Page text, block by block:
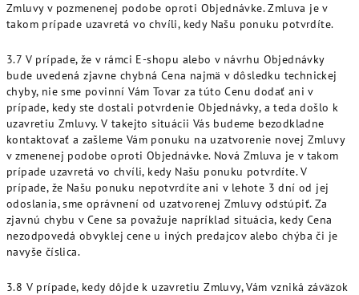
Zmluvy v pozmenenej podobe oproti Objednávke. Zmluva je v
takom prípade uzavretá vo chvíli, kedy Našu ponuku potvrdíte.
3.7 V prípade, že v rámci E-shopu alebo v návrhu Objednávky
bude uvedená zjavne chybná Cena najmä v dôsledku technickej
chyby, nie sme povinní Vám Tovar za túto Cenu dodať ani v
prípade, kedy ste dostali potvrdenie Objednávky, a teda došlo k
uzavretiu Zmluvy. V takejto situácii Vás budeme bezodkladne
kontaktovať a zašleme Vám ponuku na uzatvorenie novej Zmluvy
v zmenenej podobe oproti Objednávke. Nová Zmluva je v takom
prípade uzavretá vo chvíli, kedy Našu ponuku potvrdíte. V
prípade, že Našu ponuku nepotvrdíte ani v lehote 3 dní od jej
odoslania, sme oprávnení od uzatvorenej Zmluvy odstúpiť. Za
zjavnú chybu v Cene sa považuje napríklad situácia, kedy Cena
nezodpovedá obvyklej cene u iných predajcov alebo chýba či je
navyše číslica.
3.8 V prípade, kedy dôjde k uzavretiu Zmluvy, Vám vzniká záväzok